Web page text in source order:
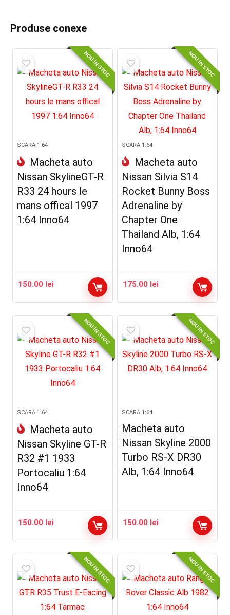
Produse conexe
NOU IN STOC
SCARA 1:64
Macheta auto
Nissan SkylineGT-R
R33 24 hours le
mans offical 1997
1:64 Inno64
150.00 lei
NOU IN STOC
SCARA 1:64
Macheta auto
Nissan Silvia S14
Rocket Bunny Boss
Adrenaline by
Chapter One
Thailand Alb, 1:64
Inno64
175.00 lei
NOU IN STOC
SCARA 1:64
Macheta auto
Nissan Skyline GT-R
R32 #1 1933
Portocaliu 1:64
Inno64
150.00 lei
NOU IN STOC
SCARA 1:64
Macheta auto
Nissan Skyline 2000
Turbo RS-X DR30
Alb, 1:64 Inno64
150.00 lei
NOU IN STOC NOU IN STOC